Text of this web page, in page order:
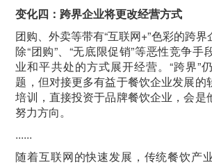
变化四：跨界企业将更改经营方式
团购、外卖等带有“互联网+”色彩的跨
除“团购”、“无底限促销”等恶性竞争手
业和平共处的方式展开经营。“跨界”
题，但对接更多有益于餐饮企业发展的
培训，直接投资于品牌餐饮企业，会是
努力方向。
......
随着互联网的快速发展，传统餐饮产